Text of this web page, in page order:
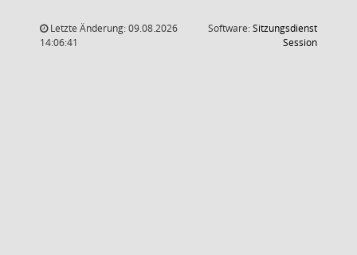
Letzte Änderung: 09.08.2026
14:06:41
Software:Sitzungsdienst
Session(Wird in